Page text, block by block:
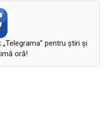
pentru ştiri şi
oră!